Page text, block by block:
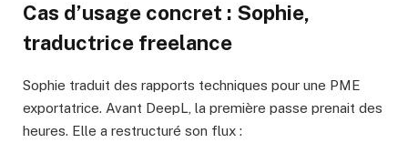
Cas d’usage concret : Sophie,
traductrice freelance
Sophie traduit des rapports techniques pour une PME
exportatrice. Avant DeepL, la première passe prenait des
heures. Elle a restructuré son flux :